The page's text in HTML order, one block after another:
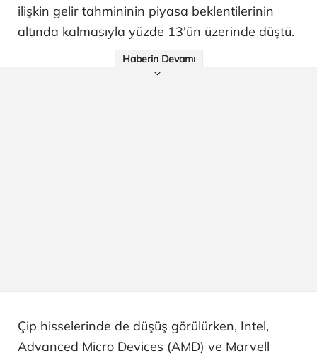
ilişkin gelir tahmininin piyasa beklentilerinin
altında kalmasıyla yüzde 13'ün üzerinde düştü.
Haberin Devamı
Çip hisselerinde de düşüş görülürken, Intel,
Advanced Micro Devices (AMD) ve Marvell